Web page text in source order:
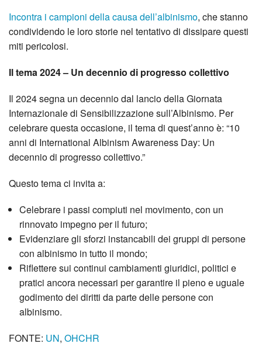
Incontra i campioni della causa dell’albinismo, che stanno
condividendo le loro storie nel tentativo di dissipare questi
miti pericolosi.
Il tema 2024 – Un decennio di progresso collettivo
Il 2024 segna un decennio dal lancio della Giornata
Internazionale di Sensibilizzazione sull’Albinismo. Per
celebrare questa occasione, il tema di quest’anno è: “10
anni di International Albinism Awareness Day: Un
decennio di progresso collettivo.”
Questo tema ci invita a:
Celebrare i passi compiuti nel movimento, con un
rinnovato impegno per il futuro;
Evidenziare gli sforzi instancabili dei gruppi di persone
con albinismo in tutto il mondo;
Riflettere sui continui cambiamenti giuridici, politici e
pratici ancora necessari per garantire il pieno e uguale
godimento dei diritti da parte delle persone con
albinismo.
FONTE: UN, OHCHR